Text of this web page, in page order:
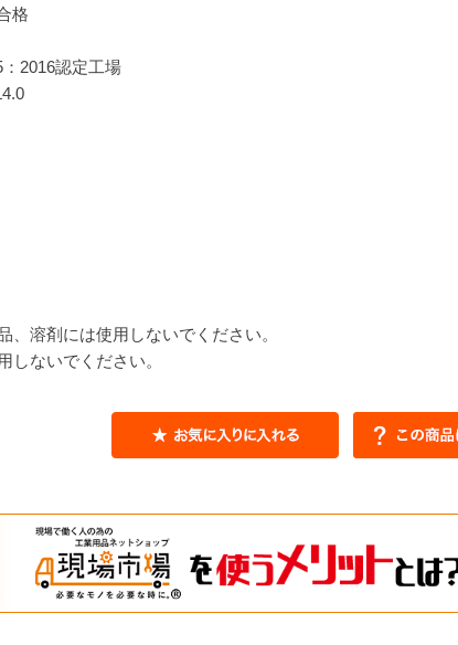
格
2016認定工場
溶剤には使用しないでください。
しないでください。